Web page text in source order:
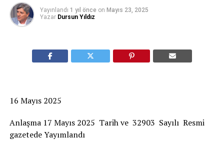
Yayınlandı 1 yıl önce on Mayıs 23, 2025
Yazar Dursun Yıldız
16 Mayıs 2025
Anlaşma 17 Mayıs 2025 Tarih ve 32903 Sayılı Resmi
gazetede Yayımlandı